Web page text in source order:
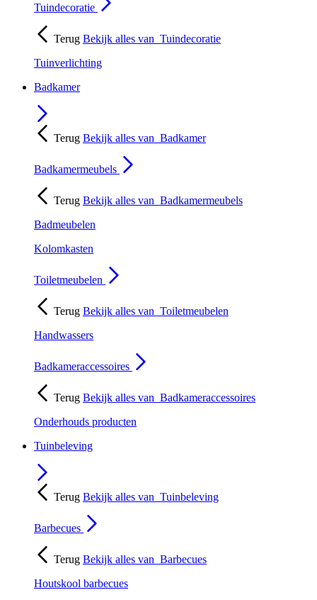
Tuindecoratie
Terug Bekijk alles van Tuindecoratie
Tuinverlichting
Badkamer
Terug Bekijk alles van Badkamer
Badkamermeubels
Terug Bekijk alles van Badkamermeubels
Badmeubelen
Kolomkasten
Toiletmeubelen
Terug Bekijk alles van Toiletmeubelen
Handwassers
Badkameraccessoires
Terug Bekijk alles van Badkameraccessoires
Onderhouds producten
Tuinbeleving
Terug Bekijk alles van Tuinbeleving
Barbecues
Terug Bekijk alles van Barbecues
Houtskool barbecues